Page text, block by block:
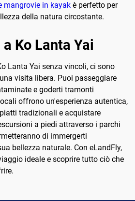
mangrovie in kayak è perfetto per
della natura circostante.
Ko Lanta Yai
Lanta Yai senza vincoli, ci sono
visita libera. Puoi passeggiare
e goderti tramonti
offrono un'esperienza autentica,
tradizionali e acquistare
a piedi attraverso i parchi
di immergerti
bellezza naturale. Con eLandFly,
ideale e scoprire tutto ciò che